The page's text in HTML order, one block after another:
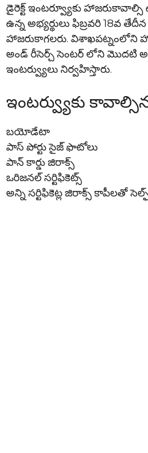
డైరెక్ట్ ఇంటర్వ్యూకు హాజరుకావాల్సి
ఉన్న అభ్యర్థులు ఫిబ్రవరి 18వ
హాజరుకాగలరు.
అండ్ రీసెర్చ్ సెంటర్ లోని మొదటి
ఇంటర్వ్యులు నిర్వహిస్తారు.
ఇంటర్వ్యుకు
బయోడేటా
పాస్ పోర్టు సైజ్ ఫొటోలు
పాన్ కార్డు జిరాక్స్
ఒరిజనల్ సర్టిఫికెట్స్
అన్ని సర్టిఫికెట్ల జిరాక్స్ కాపీలతో